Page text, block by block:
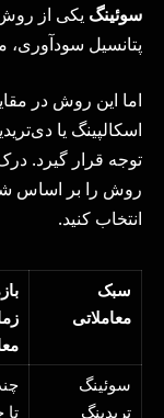
سوئینگ یکی از
پتانسیل سودآوری،
اما این روش در
اسکالپینگ یا
توجه قرار گیرد.
روش را بر اساس
انتخاب کنید.
سبک
معاملاتی
سوئینگ
تریدینگ
تا